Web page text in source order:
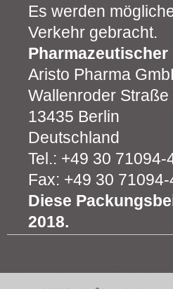
Es werden
Verkehr gebracht.
Aristo Pharma
Wallenroder Straße
13435 Berlin
Deutschland
Tel.: +49 30 71094-
Fax: +49 30
Diese
2018.